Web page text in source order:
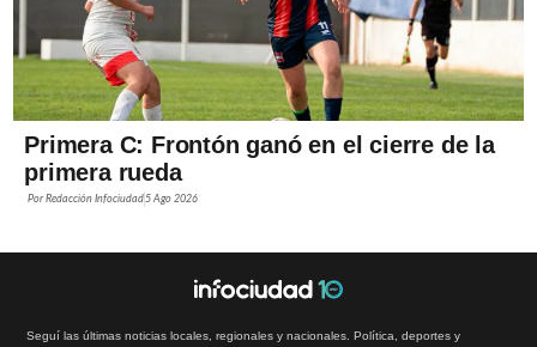
Primera C: Frontón ganó en el cierre de la
primera rueda
PorRedacción Infociudad5 Ago 2026
Seguí las últimas noticias locales, regionales y nacionales. Política, deportes y